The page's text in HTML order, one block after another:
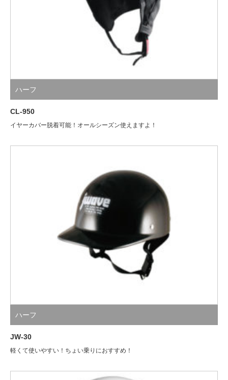
ハーフ
CL-950
イヤーカバー脱着可能！オールシーズン使えますよ！
ハーフ
JW-30
軽くて使いやすい！ちょい乗りにおすすめ！